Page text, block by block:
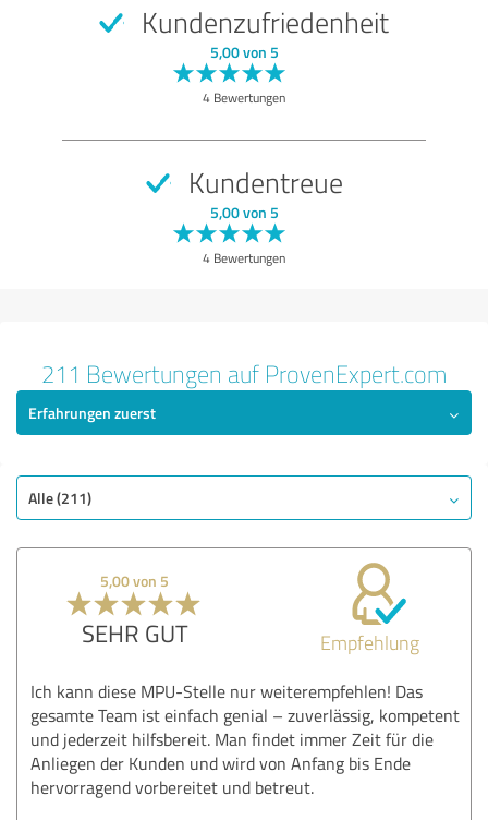
Durchführung
Kundenzufriedenheit
5,00 von 5
4 Bewertungen
Kundentreue
5,00 von 5
4 Bewertungen
211 Bewertungen auf ProvenExpert.com
Erfahrungen zuerst
Alle (211)
5,00 von 5
SEHR GUT Empfehlung
Ich kann diese MPU-Stelle nur weiterempfehlen! Das
gesamte Team ist einfach genial – zuverlässig, kompetent
und jederzeit hilfsbereit. Man findet immer Zeit für die
Anliegen der Kunden und wird von Anfang bis Ende
hervorragend vorbereitet und betreut.